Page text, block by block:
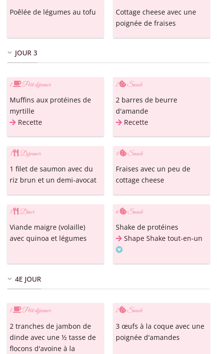
Poêlée de légumes au tofu
Cottage cheese avec une
poignée de fraises
JOUR 3
1 Petit déjeuner
Muffins aux protéines de
myrtille
Recette
2 Snack
2 barres de beurre
d'amande
Recette
3 Déjeuner
1 filet de saumon avec du
riz brun et un demi-avocat
4 Snack
Fraises avec un peu de
cottage cheese
5 Dîner
Viande maigre (volaille)
avec quinoa et légumes
6 Snack
Shake de protéines
Shape Shake tout-en-un
4E JOUR
1 Petit déjeuner
2 tranches de jambon de
dinde avec une ½ tasse de
flocons d'avoine à la
2 Snack
3 œufs à la coque avec une
poignée d'amandes